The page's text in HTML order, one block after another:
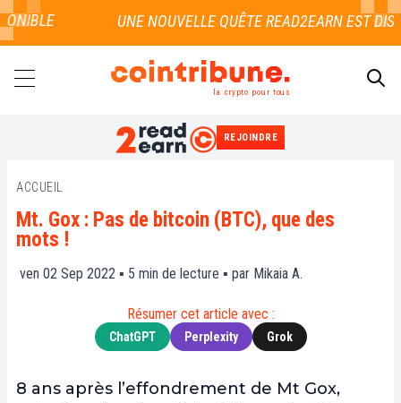
la crypto pour tous
REJOINDRE
ACCUEIL
Mt. Gox : Pas de bitcoin (BTC), que des
mots !
ven 02 Sep 2022 ▪ 5 min de lecture ▪ par Mikaia A.
Résumer cet article avec :
ChatGPT Perplexity Grok
8 ans après l’effondrement de Mt Gox,